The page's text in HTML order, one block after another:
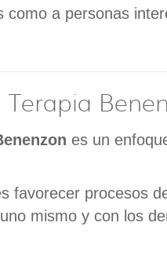
como a personas
Terapia
es un
favorecer procesos
mismo y con los